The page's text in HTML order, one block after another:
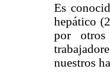
Es
hepático
por otros
nuestros